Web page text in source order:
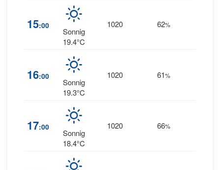
15:00
Sonnig
19.4°C
1020 62%
16:00
Sonnig
19.3°C
1020 61%
17:00
Sonnig
18.4°C
1020 66%